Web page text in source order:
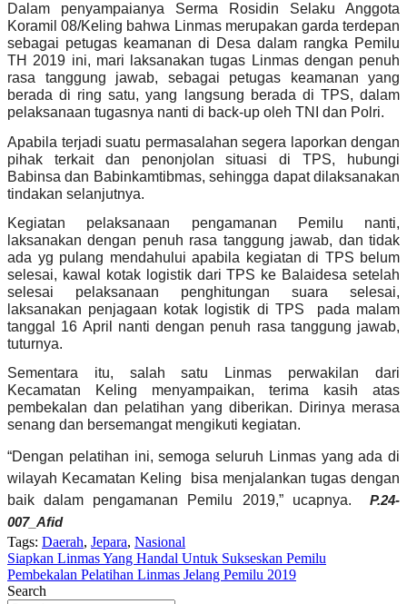
Dalam penyampaianya Serma Rosidin Selaku Anggota
Koramil 08/Keling bahwa Linmas merupakan garda terdepan
sebagai petugas keamanan di Desa dalam rangka Pemilu
TH 2019 ini, mari laksanakan tugas Linmas dengan penuh
rasa tanggung jawab, sebagai petugas keamanan yang
berada di ring satu, yang langsung berada di TPS, dalam
pelaksanaan tugasnya nanti di back-up oleh TNI dan Polri.
Apabila terjadi suatu permasalahan segera laporkan dengan
pihak terkait dan penonjolan situasi di TPS, hubungi
Babinsa dan Babinkamtibmas, sehingga dapat dilaksanakan
tindakan selanjutnya.
Kegiatan pelaksanaan pengamanan Pemilu nanti,
laksanakan dengan penuh rasa tanggung jawab, dan tidak
ada yg pulang mendahului apabila kegiatan di TPS belum
selesai, kawal kotak logistik dari TPS ke Balaidesa setelah
selesai pelaksanaan penghitungan suara selesai,
laksanakan penjagaan kotak logistik di TPS pada malam
tanggal 16 April nanti dengan penuh rasa tanggung jawab,
tuturnya.
Sementara itu, salah satu Linmas perwakilan dari
Kecamatan Keling menyampaikan, terima kasih atas
pembekalan dan pelatihan yang diberikan. Dirinya merasa
senang dan bersemangat mengikuti kegiatan.
“Dengan pelatihan ini, semoga seluruh Linmas yang ada di
wilayah Kecamatan Keling
bisa menjalankan tugas dengan
baik dalam pengamanan Pemilu 2019,” ucapnya.
P.24-
007_ Afid
Tags: Daerah, Jepara, Nasional
Navigasi
pos
Siapkan Linmas Yang Handal Untuk Sukseskan Pemilu
Pembekalan Pelatihan Linmas Jelang Pemilu 2019
Search